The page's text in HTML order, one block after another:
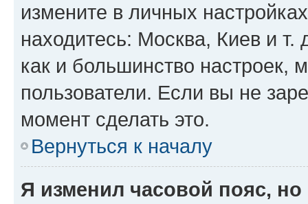
измените в личных
находитесь: Москва, Киев и т.
как и большинство настроек,
пользователи. Если вы не
момент сделать это.
Вернуться к началу
Я изменил часовой пояс,